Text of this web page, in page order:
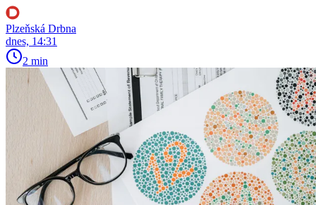
Plzeňská Drbna
dnes, 14:31
2 min